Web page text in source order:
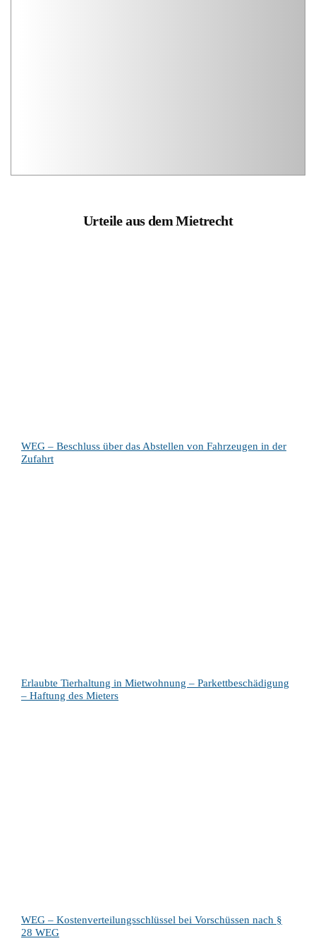
Urteile aus dem Mietrecht
WEG – Beschluss über das Abstellen von Fahrzeugen in der
Zufahrt
Erlaubte Tierhaltung in Mietwohnung – Parkettbeschädigung
– Haftung des Mieters
WEG – Kostenverteilungsschlüssel bei Vorschüssen nach §
28 WEG